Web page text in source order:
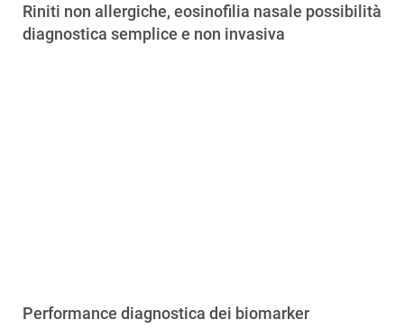
Riniti non allergiche, eosinofilia nasale possibilità
diagnostica semplice e non invasiva
Performance diagnostica dei biomarker